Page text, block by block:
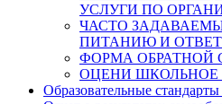
УСЛУГИ ПО
ЧАСТО
ПИТАНИЮ И
ФОРМА ОБРАТНОЙ
ОЦЕНИ ШКОЛЬНОЕ
Образовательные